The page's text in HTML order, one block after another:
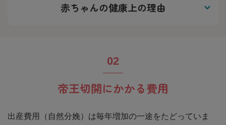
赤ちゃんの健康上の理由
帝王切開にかかる費用
出産費用（自然分娩）は毎年増加の一途をたどっていま